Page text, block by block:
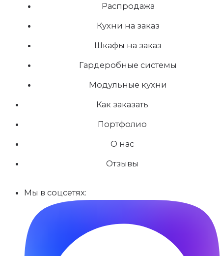
Распродажа
Кухни на заказ
Шкафы на заказ
Гардеробные системы
Модульные кухни
Как заказать
Портфолио
О нас
Отзывы
Мы в соцсетях: